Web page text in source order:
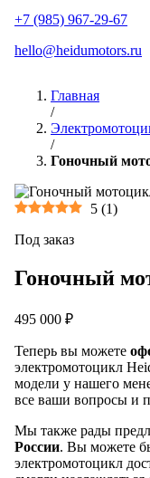
+7 (985) 967-29-67
hello@heidumotors.ru
Главная
/
/
Гоночный
5 (1)
Под заказ
Гоночный
495 000 ₽
Теперь вы можете
электромотоцикл
модели у нашего
все ваши вопросы и
Мы также рады
России. Вы можете
электромотоцикл